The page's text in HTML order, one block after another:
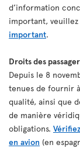
d’information
important,
important.
Droits des
Depuis le 8
tenues de fournir
qualité, ainsi que
de manière
obligations.
en avion (en